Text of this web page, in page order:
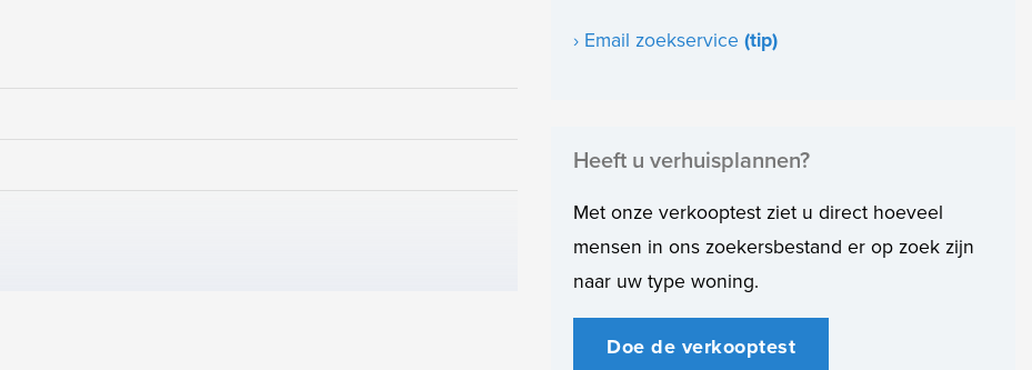
› Email zoekservice (tip)
Heeft u verhuisplannen?
Met onze verkooptest ziet u direct hoeveel
mensen in ons zoekersbestand er op zoek zijn
naar uw type woning.
Doe de verkooptest